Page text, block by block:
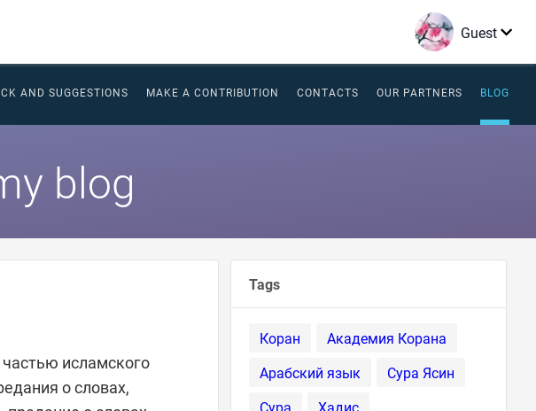
Guest
AND SUGGESTIONS MAKE A CONTRIBUTION CONTACTS OUR PARTNERS BLOG
blog
исламского
о словах,
Tags
Коран
Академия Корана
Арабский язык
Сура Ясин
Сура
Хадис